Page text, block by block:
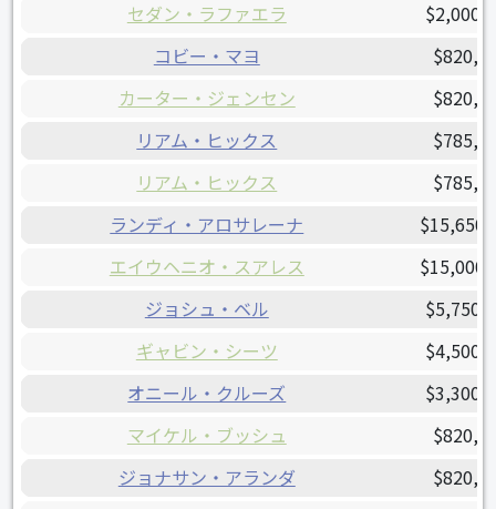
セダン・ラファエラ
コビー・マヨ
カーター・ジェンセン
リアム・ヒックス
リアム・ヒックス
ランディ・アロサレーナ
エイウヘニオ・スアレス
ジョシュ・ベル
ギャビン・シーツ
オニール・クルーズ
マイケル・ブッシュ
ジョナサン・アランダ